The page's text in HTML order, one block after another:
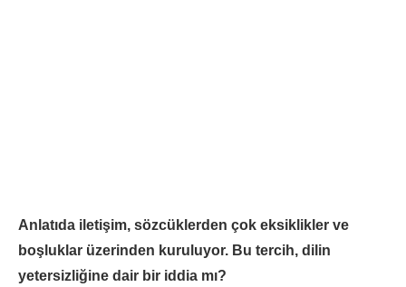
Anlatıda iletişim, sözcüklerden çok eksiklikler ve
boşluklar üzerinden kuruluyor. Bu tercih, dilin
yetersizliğine dair bir iddia mı?